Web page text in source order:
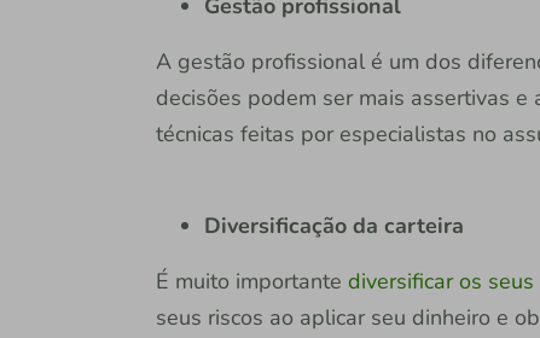
Gestão profissional
A gestão profissional é um dos
decisões podem ser mais assertivas
técnicas feitas por especialistas no
Diversificação da carteira
É muito importante diversificar os seus
seus riscos ao aplicar seu dinheiro e